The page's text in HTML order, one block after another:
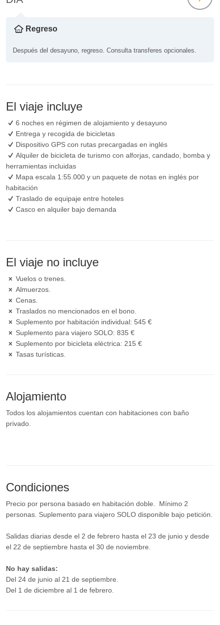
Regreso
Después del desayuno, regreso. Consulta transferes opcionales.
El viaje incluye
6 noches en régimen de alojamiento y desayuno
Entrega y recogida de bicicletas
Dispositivo GPS con rutas precargadas en inglés
Alquiler de bicicleta de turismo con alforjas, candado, bomba y
herramientas incluidas
Mapa escala 1:55.000 y un paquete de notas en inglés por
habitación
Traslado de equipaje entre hoteles
Casco en alquiler bajo demanda
El viaje no incluye
Vuelos o trenes.
Almuerzos.
Cenas.
Traslados no mencionados en el bono.
Suplemento por habitación individual: 545 €
Suplemento para viajero SOLO: 835 €
Suplemento por bicicleta eléctrica: 215 €
Tasas turísticas.
Alojamiento
Todos los alojamientos cuentan con habitaciones con baño
privado.
Condiciones
Precio por persona basado en habitación doble. Mínimo 2
personas. Suplemento para viajero SOLO disponible bajo petición.
Salidas diarias desde el 2 de febrero hasta el 23 de junio y desde
el 22 de septiembre hasta el 30 de noviembre.
No hay salidas:
Del 24 de junio al 21 de septiembre.
Del 1 de diciembre al 1 de febrero.